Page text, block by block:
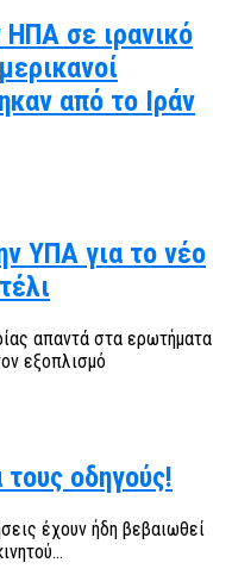
ΗΠΑ σε ιρανικό
από το Ιράν
ΥΠΑ για το νέο
απαντά στα ερωτήματα
εξοπλισμό
τους οδηγούς!
έχουν ήδη βεβαιωθεί